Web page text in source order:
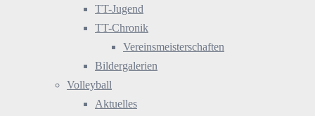
TT-Jugend
TT-Chronik
Vereinsmeisterschaften
Bildergalerien
Volleyball
Aktuelles